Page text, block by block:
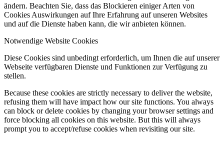
ändern. Beachten Sie, dass das Blockieren einiger Arten von
Cookies Auswirkungen auf Ihre Erfahrung auf unseren Websites
und auf die Dienste haben kann, die wir anbieten können.
Notwendige Website Cookies
Diese Cookies sind unbedingt erforderlich, um Ihnen die auf unserer
Webseite verfügbaren Dienste und Funktionen zur Verfügung zu
stellen.
Because these cookies are strictly necessary to deliver the website,
refusing them will have impact how our site functions. You always
can block or delete cookies by changing your browser settings and
force blocking all cookies on this website. But this will always
prompt you to accept/refuse cookies when revisiting our site.